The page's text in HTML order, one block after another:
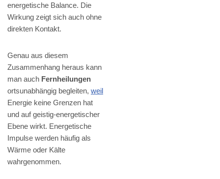
energetische Balance. Die
Wirkung zeigt sich auch ohne
direkten Kontakt.
Genau aus diesem
Zusammenhang heraus kann
man auch Fernheilungen
ortsunabhängig begleiten, weil
Energie keine Grenzen hat
und auf geistig-energetischer
Ebene wirkt. Energetische
Impulse werden häufig als
Wärme oder Kälte
wahrgenommen.